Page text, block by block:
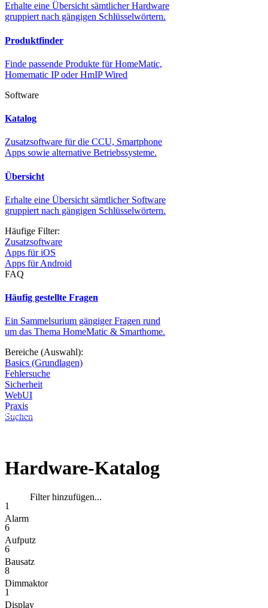
Erhalte eine Übersicht sämtlicher Hardware
gruppiert nach gängigen Schlüsselwörtern.
Produktfinder
Finde passende Produkte für HomeMatic,
Homematic IP oder HmIP Wired
Software
Katalog
Zusatzsoftware für die CCU, Smartphone
Apps sowie alternative Betriebssysteme.
Übersicht
Erhalte eine Übersicht sämtlicher Software
gruppiert nach gängigen Schlüsselwörtern.
Häufige Filter:
Zusatzsoftware
Apps für iOS
Apps für Android
FAQ
Häufig gestellte Fragen
Ein Sammelsurium gängiger Fragen rund
um das Thema HomeMatic & Smarthome.
Bereiche (Auswahl):
Basics (Grundlagen)
Fehlersuche
Sicherheit
WebUI
Praxis
Suchen
Diese Seite wird nicht weitergeführt, bleibt aber als digitales Archiv
online. Vielen Dank für deinen Besuch!
Hardware-Katalog
Filter hinzufügen...
1
Alarm
6
Aufputz
6
Bausatz
8
Dimmaktor
1
Display